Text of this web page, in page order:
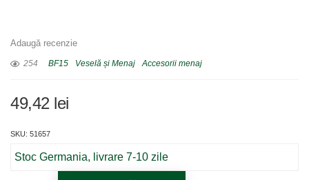
Adaugă recenzie
254 BF15 Veselă și Menaj Accesorii menaj
49,42 lei
SKU: 51657
Stoc Germania, livrare 7-10 zile